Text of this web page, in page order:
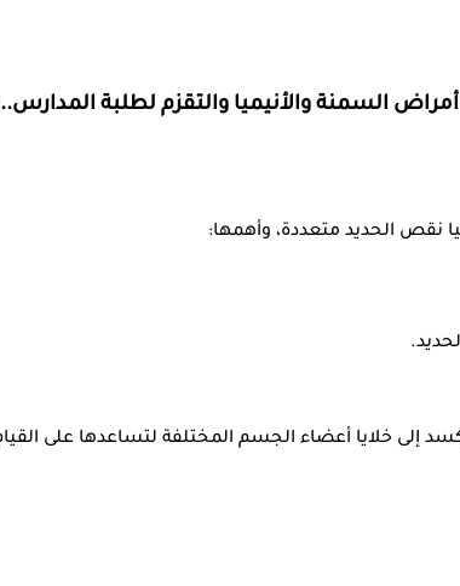
السمنة والأنيميا والتقزم لطلبة المدارس..
نقص الحديد متعددة، وأهمها:
خلايا أعضاء الجسم المختلفة لتساعدها على القيام